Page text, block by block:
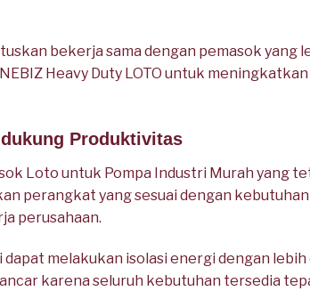
bekerja sama dengan pemasok yang
Heavy Duty LOTO untuk
Produktivitas
Loto untuk Pompa Industri Murah yang
perangkat yang sesuai dengan
perusahaan.
melakukan isolasi energi dengan
karena seluruh kebutuhan tersedia